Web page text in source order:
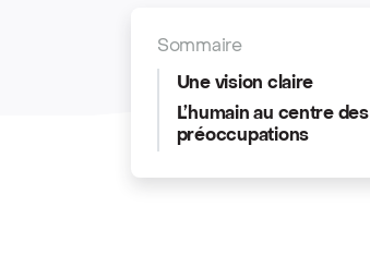
Sommaire
Une vision claire
L’humain au centre des
préoccupations